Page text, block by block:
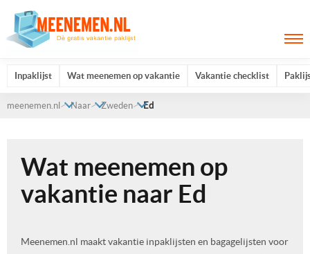
Inpaklijst Wat meenemen op vakantie Vakantie checklist
meenemen.nl Naar Zweden Ed
Wat meenemen op
vakantie naar Ed
Meenemen.nl maakt vakantie inpaklijsten en bagagelijsten voor